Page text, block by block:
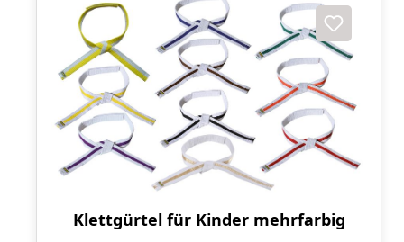
Klettgürtel für Kinder mehrfarbig